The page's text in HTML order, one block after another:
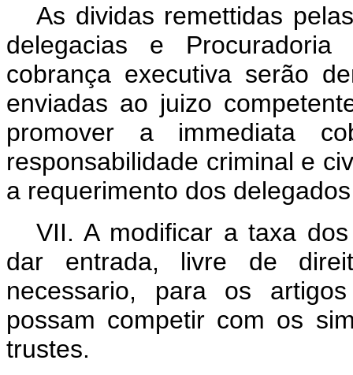
As dividas remettidas
delegacias e
cobrança executiva serão
enviadas ao juizo
promover a immediata
responsabilidade criminal e
a requerimento dos
VII. A modificar a taxa
dar entrada, livre de
necessario, para os
possam competir com os
trustes.